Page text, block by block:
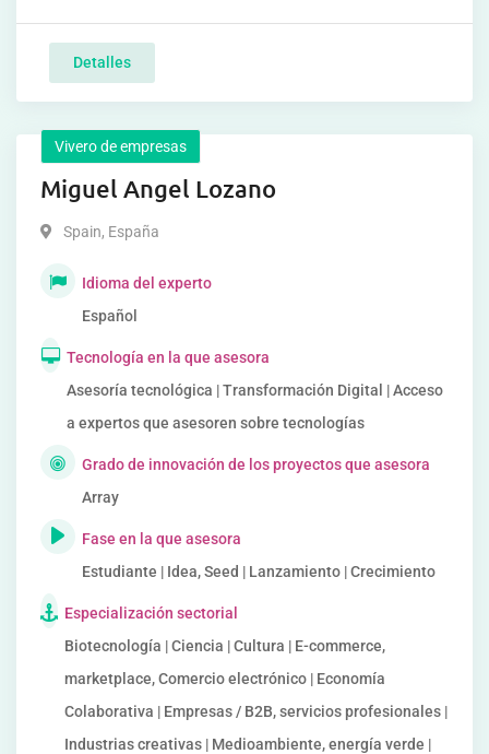
Detalles
Vivero de empresas
Miguel Angel Lozano
Spain, España
Idioma del experto
Español
Tecnología en la que asesora
Asesoría tecnológica | Transformación Digital | Acceso
a expertos que asesoren sobre tecnologías
Grado de innovación de los proyectos que asesora
Array
Fase en la que asesora
Estudiante | Idea, Seed | Lanzamiento | Crecimiento
Especialización sectorial
Biotecnología | Ciencia | Cultura | E-commerce,
marketplace, Comercio electrónico | Economía
Colaborativa | Empresas / B2B, servicios profesionales |
Industrias creativas | Medioambiente, energía verde |